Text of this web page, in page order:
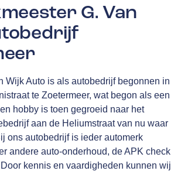
G. Van
Wijk Auto is als autobedrijf begonnen in
te Zoetermeer, wat begon als een
hobby is toen gegroeid naar het
aan de Heliumstraat van nu waar
ons autobedrijf is ieder automerk
andere auto-onderhoud, de APK check
kennis en vaardigheden kunnen wij